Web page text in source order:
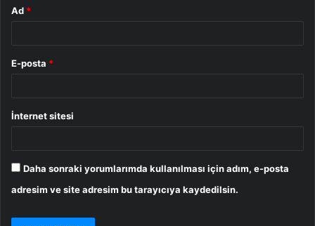
Ad *
E-posta *
İnternet sitesi
Daha sonraki yorumlarımda kullanılması için adım, e-posta
adresim ve site adresim bu tarayıcıya kaydedilsin.